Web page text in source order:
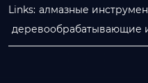
Links: алмазные
деревообрабатывающие